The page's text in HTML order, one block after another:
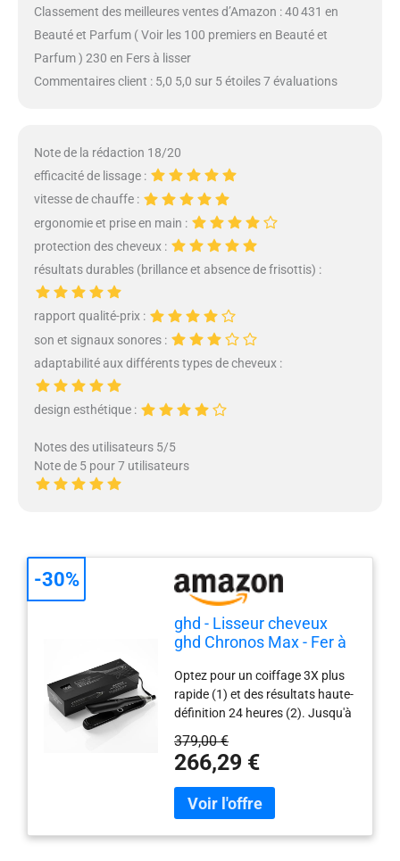
Classement des meilleures ventes d’Amazon : 40 431 en
Beauté et Parfum ( Voir les 100 premiers en Beauté et
Parfum ) 230 en Fers à lisser
Commentaires client : 5,0 5,0 sur 5 étoiles 7 évaluations
Note de la rédaction 18/20
efficacité de lissage :
vitesse de chauffe :
ergonomie et prise en main :
protection des cheveux :
résultats durables (brillance et absence de frisottis) :
rapport qualité-prix :
son et signaux sonores :
adaptabilité aux différents types de cheveux :
design esthétique :
Notes des utilisateurs 5/5
Note de 5 pour 7 utilisateurs
ghd - Lisseur cheveux
ghd Chronos Max - Fer à
Optez pour un coiffage 3X plus
rapide (1) et des résultats haute-
définition 24 heures (2). Jusqu'à
2x plus de protection contre la
casse (6). Admirez des cheveux
ultra-brillants et disciplinés. Doté
de plaques mobiles en
céramique 85% plus larges et à
coiffage ultra-rapide. Des
379,00 €
266,29 €
-30%